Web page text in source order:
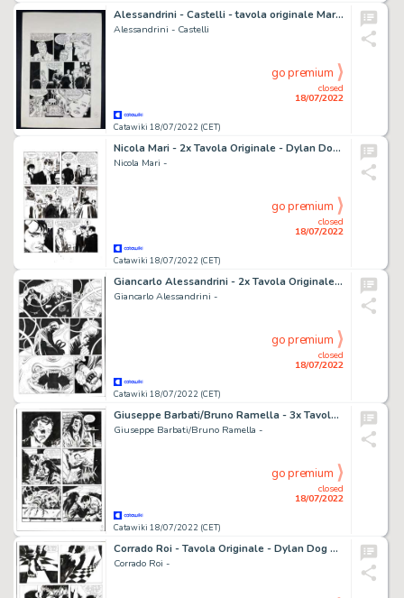
Alessandrini - Castelli - tavola originale Martin Mystère "Nostra Terra dei Mysteri" - (1987)
Alessandrini - Castelli
Catawiki 18/07/2022 (CET)
closed
18/07/2022
go premium
Nicola Mari - 2x Tavola Originale - Dylan Dog Speciale n. 13 - "Goliath" - (1999)
Nicola Mari -
Catawiki 18/07/2022 (CET)
closed
18/07/2022
go premium
Giancarlo Alessandrini - 2x Tavola Originale - Almanacco del Mistero 2015 - "Saturno contro la terra" - (2015)
Giancarlo Alessandrini -
Catawiki 18/07/2022 (CET)
closed
18/07/2022
go premium
Giuseppe Barbati/Bruno Ramella - 3x Tavola Originale - Magico Vento n. 15 - "Blizzard" - (1998)
Giuseppe Barbati/Bruno Ramella -
Catawiki 18/07/2022 (CET)
closed
18/07/2022
go premium
Corrado Roi - Tavola Originale - Dylan Dog Maxi n. 14 - "Paranoia" - (2001)
Corrado Roi -